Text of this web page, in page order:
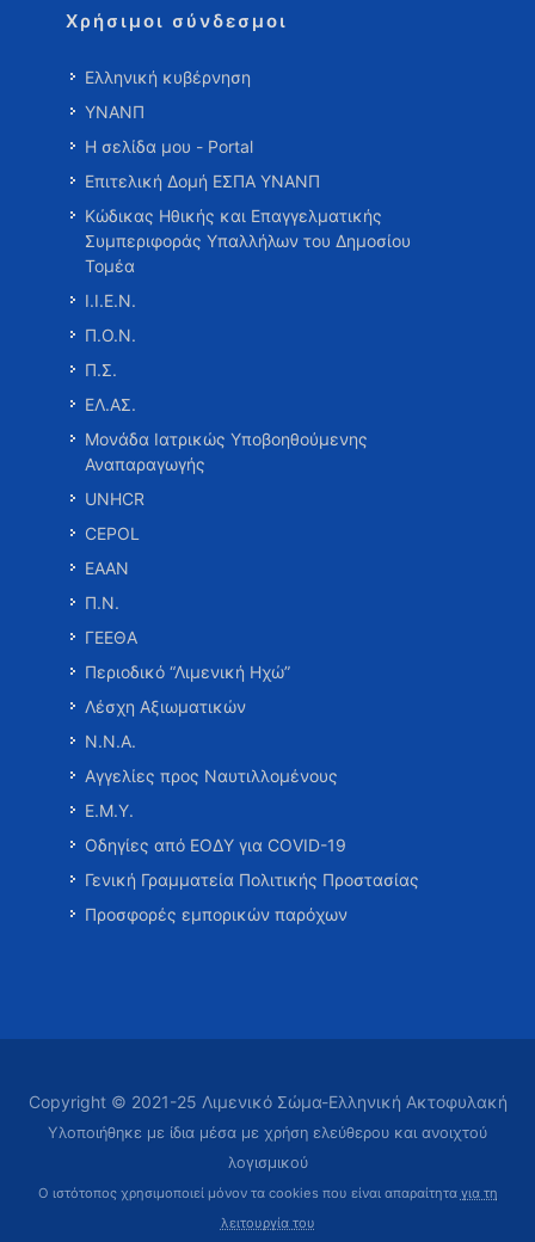
Χρήσιμοι σύνδεσμοι
Ελληνική κυβέρνηση
ΥΝΑΝΠ
Η σελίδα μου - Portal
Επιτελική Δομή ΕΣΠΑ ΥΝΑΝΠ
Κώδικας Ηθικής και Επαγγελματικής
Συμπεριφοράς Υπαλλήλων του Δημοσίου
Τομέα
Ι.Ι.Ε.Ν.
Π.Ο.Ν.
Π.Σ.
ΕΛ.ΑΣ.
Μονάδα Ιατρικώς Υποβοηθούμενης
Αναπαραγωγής
UNHCR
CEPOL
ΕΑΑΝ
Π.Ν.
ΓΕΕΘΑ
Περιοδικό “Λιμενική Ηχώ”
Λέσχη Αξιωματικών
Ν.Ν.Α.
Αγγελίες προς Ναυτιλλομένους
Ε.Μ.Υ.
Οδηγίες από ΕΟΔΥ για COVID-19
Γενική Γραμματεία Πολιτικής Προστασίας
Προσφορές εμπορικών παρόχων
Copyright © 2021-25 Λιμενικό Σώμα-Ελληνική Ακτοφυλακή
Υλοποιήθηκε με ίδια μέσα με χρήση ελεύθερου και ανοιχτού
λογισμικού
Ο ιστότοπος χρησιμοποιεί μόνον τα cookies που είναι απαραίτητα για τη
λειτουργία του